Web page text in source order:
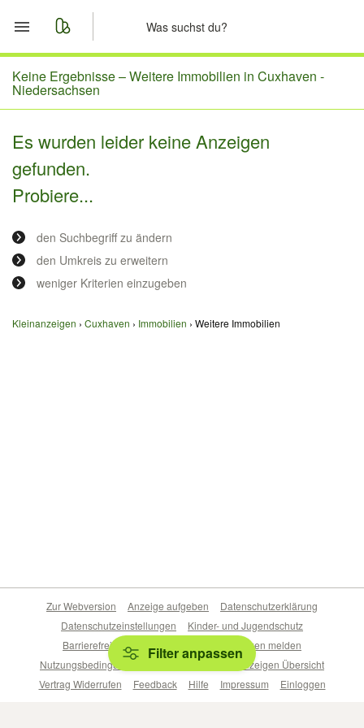
Start
Merkliste
Nachrichten
Anzeige aufgeben
Keine Ergebnisse –Weitere Immobilien in Cuxhaven -
Niedersachsen
Es wurden leider keine Anzeigen
gefunden.
Probiere...
den Suchbegriff zu ändern
den Umkreis zu erweitern
weniger Kriterien einzugeben
Kleinanzeigen Cuxhaven Immobilien Weitere Immobilien
Filter anpassen
Zur Webversion Anzeige aufgeben
Datenschutzerklärung
Datenschutzeinstellungen
Kinder- und Jugendschutz
Barrierefreiheitserklärung
Sicherheitslücken melden
Nutzungsbedingungen
Beliebte Suchen
Anzeigen Übersicht
Vertrag Widerrufen
Feedback Hilfe Impressum Einloggen